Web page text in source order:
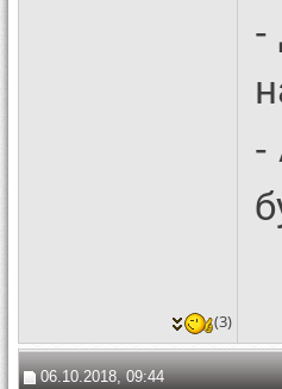
-
-
(3)
06.10.2018, 09:44